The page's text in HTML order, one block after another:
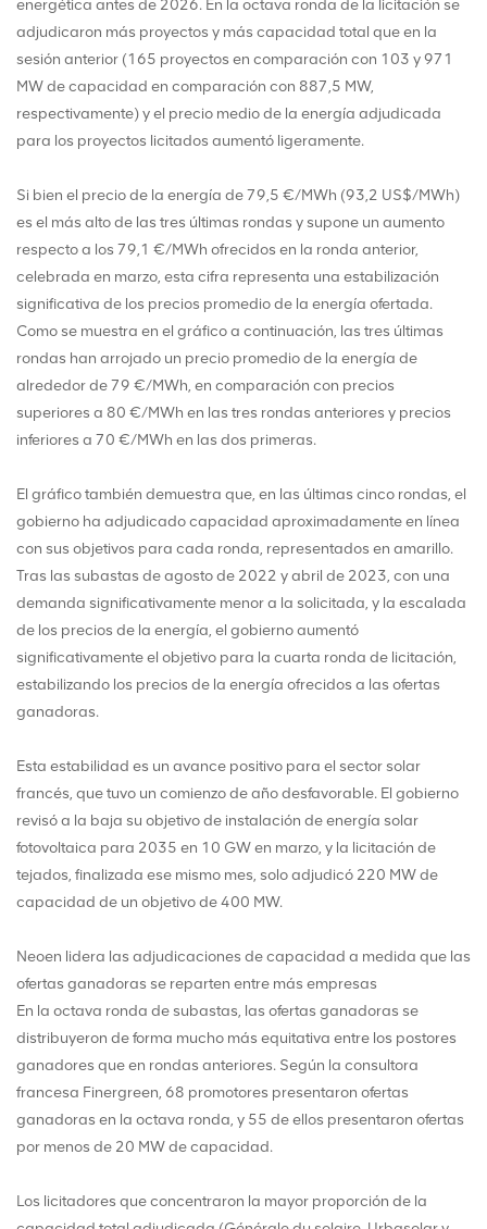
energética antes de 2026. En la octava ronda de la licitación se
adjudicaron más proyectos y más capacidad total que en la
sesión anterior (165 proyectos en comparación con 103 y 971
MW de capacidad en comparación con 887,5 MW,
respectivamente) y el precio medio de la energía adjudicada
para los proyectos licitados aumentó ligeramente.
Si bien el precio de la energía de 79,5 €/MWh (93,2 US$/MWh)
es el más alto de las tres últimas rondas y supone un aumento
respecto a los 79,1 €/MWh ofrecidos en la ronda anterior,
celebrada en marzo, esta cifra representa una estabilización
significativa de los precios promedio de la energía ofertada.
Como se muestra en el gráfico a continuación, las tres últimas
rondas han arrojado un precio promedio de la energía de
alrededor de 79 €/MWh, en comparación con precios
superiores a 80 €/MWh en las tres rondas anteriores y precios
inferiores a 70 €/MWh en las dos primeras.
El gráfico también demuestra que, en las últimas cinco rondas, el
gobierno ha adjudicado capacidad aproximadamente en línea
con sus objetivos para cada ronda, representados en amarillo.
Tras las subastas de agosto de 2022 y abril de 2023, con una
demanda significativamente menor a la solicitada, y la escalada
de los precios de la energía, el gobierno aumentó
significativamente el objetivo para la cuarta ronda de licitación,
estabilizando los precios de la energía ofrecidos a las ofertas
ganadoras.
Esta estabilidad es un avance positivo para el sector solar
francés, que tuvo un comienzo de año desfavorable. El gobierno
revisó a la baja su objetivo de instalación de energía solar
fotovoltaica para 2035 en 10 GW en marzo, y la licitación de
tejados, finalizada ese mismo mes, solo adjudicó 220 MW de
capacidad de un objetivo de 400 MW.
Neoen lidera las adjudicaciones de capacidad a medida que las
ofertas ganadoras se reparten entre más empresas
En la octava ronda de subastas, las ofertas ganadoras se
distribuyeron de forma mucho más equitativa entre los postores
ganadores que en rondas anteriores. Según la consultora
francesa Finergreen, 68 promotores presentaron ofertas
ganadoras en la octava ronda, y 55 de ellos presentaron ofertas
por menos de 20 MW de capacidad.
Los licitadores que concentraron la mayor proporción de la